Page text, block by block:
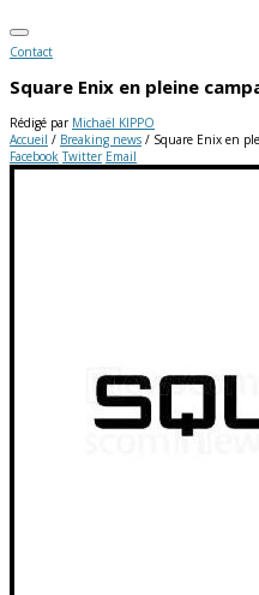
Contact
Square Enix en pleine
Rédigé par Michaël KIPPO
Accueil / Breaking news / Square Enix en
Facebook Twitter Email